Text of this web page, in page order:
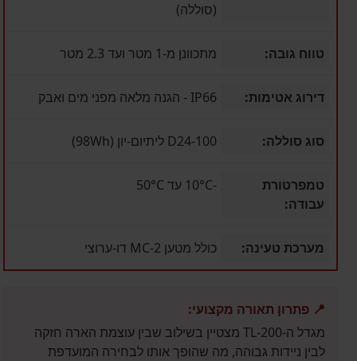
(סוללה)
טווח גובה: מתכוונן מ-1 מטר ועד 2.3 מטר
דירוג אטימות: IP66 - הגנה מלאה מפני מים ואבק
סוג סוללה: D24-100 ליתיום-יון (98Wh)
טמפרטורת
עבודה:
-10°C עד 50°C
מערכת טעינה: כולל מטען MC-2 דו-ערוצי
📍 פתרון תאורה מקצועי:
מגדל ה-TL-200 מצטיין בשילוב שבין עוצמת הארה חזקה
לבין ניידות גבוהה, מה שהופך אותו לבחירה המועדפת